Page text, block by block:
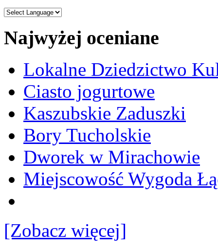
Najwyżej oceniane
Lokalne Dziedzictwo
Ciasto jogurtowe
Kaszubskie Zaduszki
Bory Tucholskie
Dworek w Mirachowie
Miejscowość Wygoda
[Zobacz więcej]